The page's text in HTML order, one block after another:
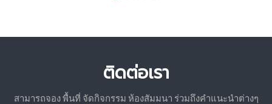
ติดต่อเรา
สามารถจอง พื้นที่ จัดกิจกรรม ห้องสัมมนา ร่วมถึงคำแนะนำต่างๆ